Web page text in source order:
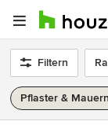
Filtern
Pflaster &